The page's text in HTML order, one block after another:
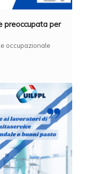
preoccupata per
occupazionale